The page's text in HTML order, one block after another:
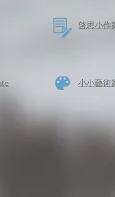
啓思​小作
小小藝術